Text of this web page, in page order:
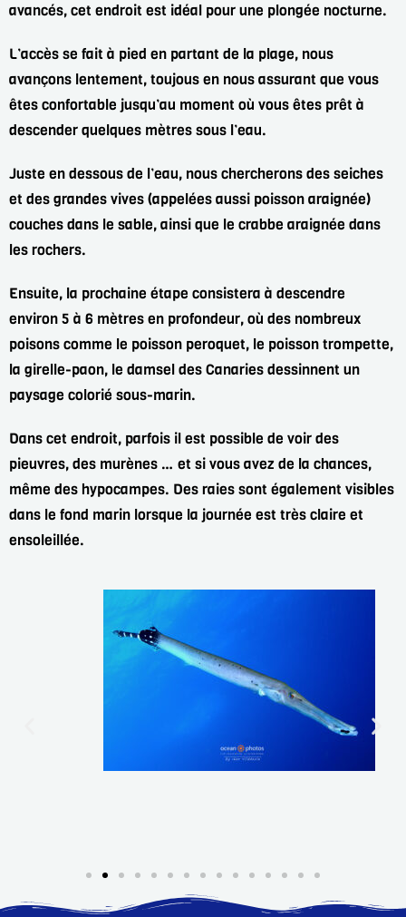
avancés, cet endroit est idéal pour une plongée nocturne.
L’accès se fait à pied en partant de la plage, nous
avançons lentement, toujous en nous assurant que vous
êtes confortable jusqu’au moment où vous êtes prêt à
descender quelques mètressous l’eau.
Juste en dessous de l’eau, nous chercherons des seiches
et des grandes vives (appelées aussi poisson araignée)
couches dans le sable, ainsi que le crabbe araignée dans
les rochers.
Ensuite, la prochaine étape consistera à descendre
environ 5 à 6 mètres en profondeur, où des nombreux
poisons comme le poisson peroquet, le poisson trompette,
la girelle-paon, le damseldes Canaries dessinnent un
paysage colorié sous-marin.
Dans cet endroit, parfois il est possible de voir des
pieuvres, des murènes … et si vous avez de la chances,
même des hypocampes. Des raies sont également visibles
dans le fond marin lorsque la journée est très claire et
ensoleillée.